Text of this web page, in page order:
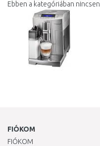
Ebben a kategóriában
FIÓKOM
FIÓKOM